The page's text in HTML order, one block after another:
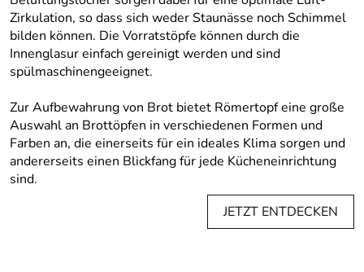
Zirkulation, so dass sich weder Staunässe noch Schimmel
bilden können. Die Vorratstöpfe können durch die
Innenglasur einfach gereinigt werden und sind
spülmaschinengeeignet.
Zur Aufbewahrung von Brot bietet Römertopf eine große
Auswahl an Brottöpfen in verschiedenen Formen und
Farben an, die einerseits für ein ideales Klima sorgen und
andererseits einen Blickfang für jede Kücheneinrichtung
sind.
JETZT ENTDECKEN